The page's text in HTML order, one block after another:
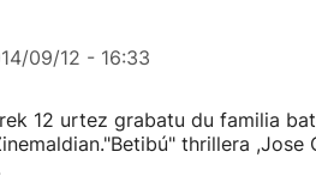
09/12 - 16:33
12 urtez grabatu du familia
thrillera